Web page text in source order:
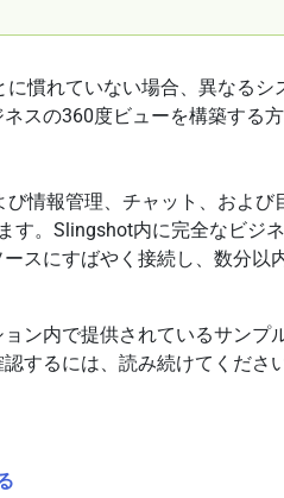
慣れていない場合、異なるシ
スの360度ビューを構築する
び情報管理、チャット、および
す。Slingshot内に完全なビジ
スにすばやく接続し、数分以
ン内で提供されているサンプ
するには、読み続けてください